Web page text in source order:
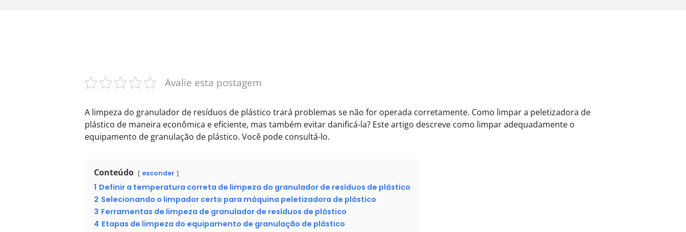
Avalie esta postagem
A limpeza do granulador de resíduos de plástico trará problemas se não for operada corretamente. Como limpar a peletizadora de
plástico de maneira econômica e eficiente, mas também evitar danificá-la? Este artigo descreve como limpar adequadamente o
equipamento de granulação de plástico. Você pode consultá-lo.
Conteúdo esconder
1 Definir a temperatura correta de limpeza do granulador de resíduos de plástico
2 Selecionando o limpador certo para máquina peletizadora de plástico
3 Ferramentas de limpeza de granulador de resíduos de plástico
4 Etapas de limpeza do equipamento de granulação de plástico